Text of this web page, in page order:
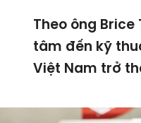
Theo ông
tâm đến kỹ
Việt Nam trở